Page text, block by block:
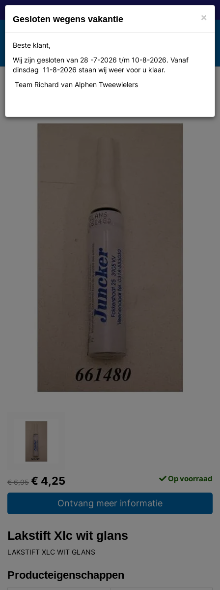
Toggle
navigation
MENU
Lakstift Xlc wit glans
€ 6,95 € 4,25 Op voorraad
Ontvang meer informatie
Lakstift Xlc wit glans
LAKSTIFT XLC WIT GLANS
Producteigenschappen
×
Gesloten wegens vakantie
Beste klant,
Wij zijn gesloten van 28 -7-2026 t/m 10-8-2026. Vanaf
dinsdag 11-8-2026 staan wij weer voor u klaar.
Team Richard van Alphen Tweewielers